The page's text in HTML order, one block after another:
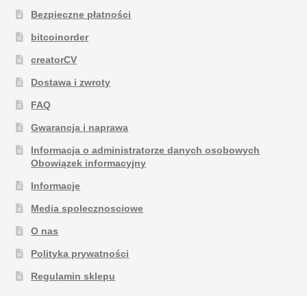
Bezpieczne płatności
bitcoinorder
creatorCV
Dostawa i zwroty
FAQ
Gwarancja i naprawa
Informacja o administratorze danych osobowych
Obowiązek informacyjny
Informacje
Media spolecznosciowe
O nas
Polityka prywatności
Regulamin sklepu